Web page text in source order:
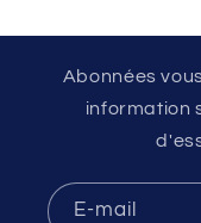
Abonnées
information
E-mail